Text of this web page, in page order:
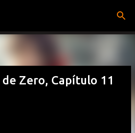
Zero, Capítulo 11